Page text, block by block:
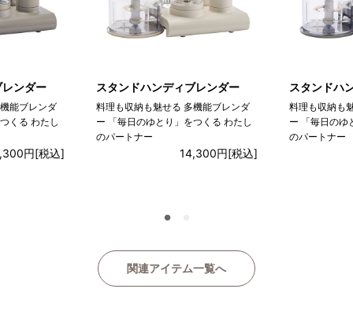
ンダー
能ブレンダ
くる わたし
円[税込]
スタンドハンディブレンダー
料理も収納も魅せる 多機能ブレンダ
ー 「毎日のゆとり」をつくる わたし
のパートナー
14,300円[税込]
スタンドハ
料理も収納も
ー 「毎日のゆ
のパートナー
●
関連アイテム一覧へ